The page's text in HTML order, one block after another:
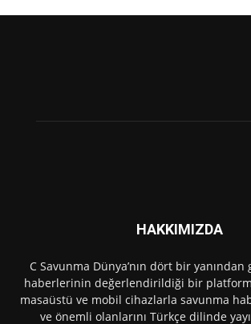
HAKKIMIZDA
C Savunma Dünya’nın dört bir
haberlerinin değerlendirildiği bir
masaüstü ve mobil cihazlarla savunma
ve önemli olanlarını Türkçe dilinde